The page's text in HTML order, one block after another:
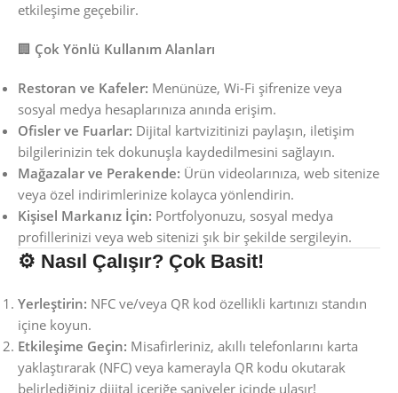
etkileşime geçebilir.
🏢 Çok Yönlü Kullanım Alanları
Restoran ve Kafeler: Menünüze, Wi-Fi şifrenize veya
sosyal medya hesaplarınıza anında erişim.
Ofisler ve Fuarlar: Dijital kartvizitinizi paylaşın, iletişim
bilgilerinizin tek dokunuşla kaydedilmesini sağlayın.
Mağazalar ve Perakende: Ürün videolarınıza, web sitenize
veya özel indirimlerinize kolayca yönlendirin.
Kişisel Markanız İçin: Portfolyonuzu, sosyal medya
profillerinizi veya web sitenizi şık bir şekilde sergileyin.
⚙️ Nasıl Çalışır? Çok Basit!
Yerleştirin: NFC ve/veya QR kod özellikli kartınızı standın
içine koyun.
Etkileşime Geçin: Misafirleriniz, akıllı telefonlarını karta
yaklaştırarak (NFC) veya kamerayla QR kodu okutarak
belirlediğiniz dijital içeriğe saniyeler içinde ulaşır!